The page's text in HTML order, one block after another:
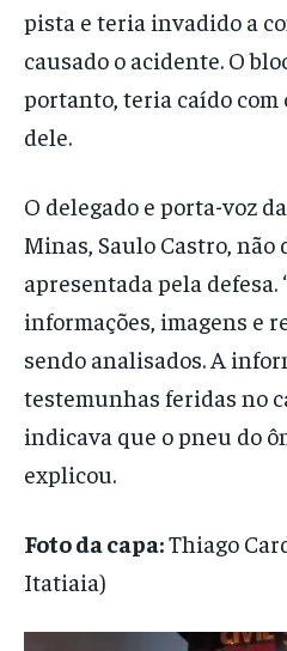
pista e teria invadido a
causado o acidente. O
portanto, teria caído com
dele.
O delegado e porta-voz
Minas, Saulo Castro, não
apresentada pela defesa.
informações, imagens e
sendo analisados. A
testemunhas feridas no
indicava que o pneu do
explicou.
Foto da capa:Thiago
Itatiaia)